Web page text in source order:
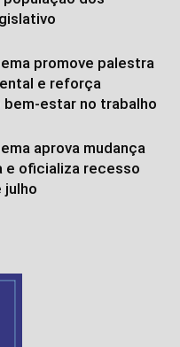
promove palestra
e reforça
estar no trabalho
aprova mudança
e oficializa recesso
julho